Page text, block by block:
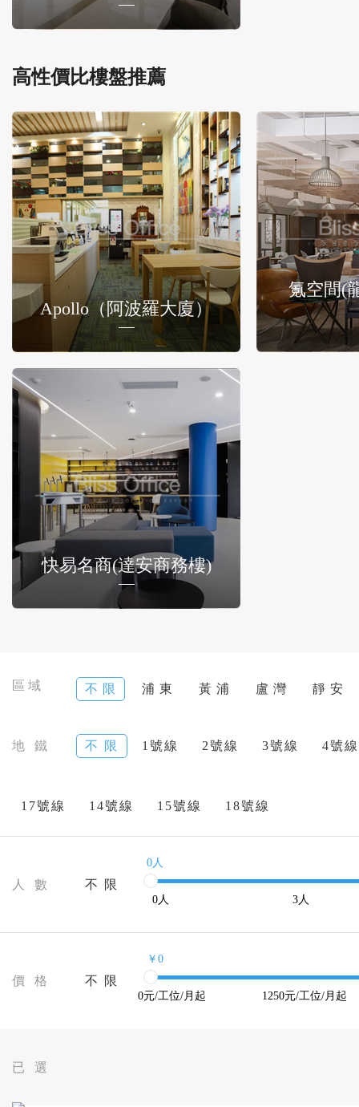
高性價比樓盤推薦
Apollo（阿波羅大廈）
氪空間(
快易名商(達安商務樓)
區域 不 限 浦 東 黃 浦 盧 灣 靜 安
地 鐵 不 限 1號線 2號線 3號線 4號線
17號線 14號線 15號線 18號線
人 數 不 限
0人
0人 3人
價 格 不 限
￥0
0元/工位/月起 1250元/工位/月起
已 選